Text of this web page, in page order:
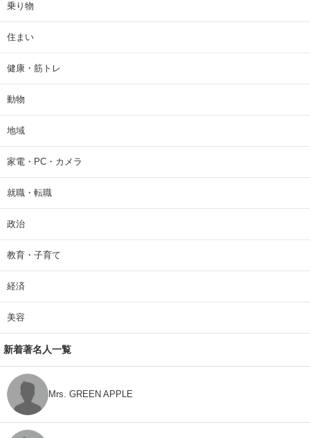
乗り物
住まい
健康・筋トレ
動物
地域
家電・PC・カメラ
就職・転職
政治
教育・子育て
経済
美容
新着著名人一覧
Mrs. GREEN APPLE